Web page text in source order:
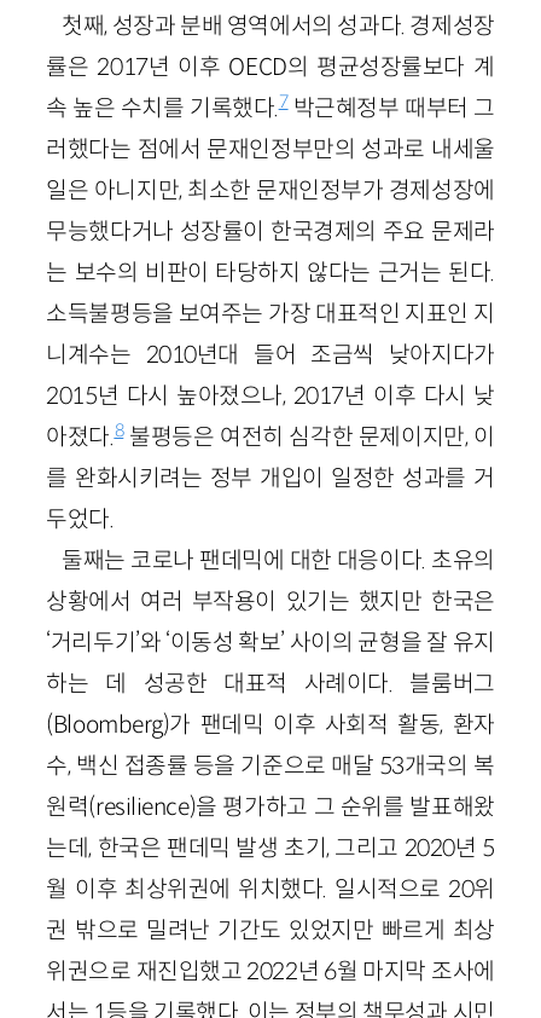
첫째, 성장과 분배 영역에서의 성과다. 경제성장
률은 2017년 이후 OECD의 평균성장률보다 계
속 높은 수치를 기록했다.7박근혜정부 때부터 그
러했다는 점에서 문재인정부만의 성과로 내세울
일은 아니지만, 최소한 문재인정부가 경제성장에
무능했다거나 성장률이 한국경제의 주요 문제라
는 보수의 비판이 타당하지 않다는 근거는 된다.
소득불평등을 보여주는 가장 대표적인 지표인 지
니계수는 2010년대 들어 조금씩 낮아지다가
2015년 다시 높아졌으나, 2017년 이후 다시 낮
아졌다.8불평등은 여전히 심각한 문제이지만, 이
를 완화시키려는 정부 개입이 일정한 성과를 거
두었다.
둘째는 코로나 팬데믹에 대한 대응이다. 초유의
상황에서 여러 부작용이 있기는 했지만 한국은
‘거리두기’와 ‘이동성 확보’ 사이의 균형을 잘 유지
하는 데 성공한 대표적 사례이다. 블룸버그
(Bloomberg)가 팬데믹 이후 사회적 활동, 환자
수, 백신 접종률 등을 기준으로 매달 53개국의 복
원력(resilience)을 평가하고 그 순위를 발표해왔
는데, 한국은 팬데믹 발생 초기, 그리고 2020년 5
월 이후 최상위권에 위치했다. 일시적으로 20위
권 밖으로 밀려난 기간도 있었지만 빠르게 최상
위권으로 재진입했고 2022년 6월 마지막 조사에
서는 1등을 기록했다. 이는 정부의 책무성과 시민